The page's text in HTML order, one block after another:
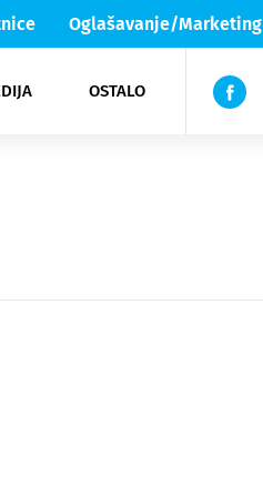
Oglašavanje/Marketing
OSTALO
Lika & Senj
TV